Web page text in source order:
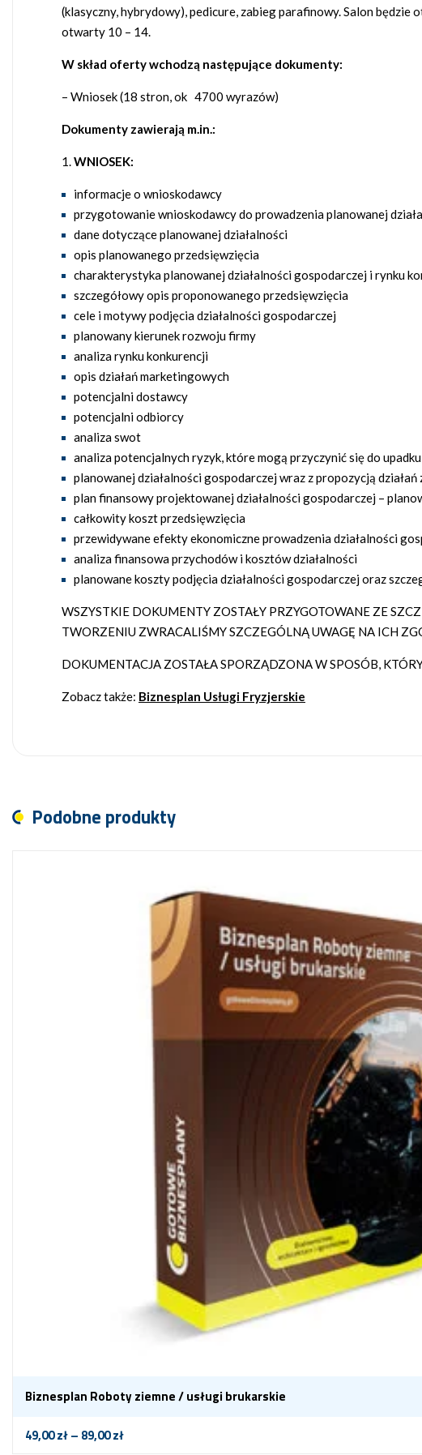
(klasyczny, hybrydowy), pedicure, zabieg parafinowy. Salon
otwarty 10 – 14.
W skład oferty wchodzą następujące dokumenty:
– Wniosek (18 stron, ok 4700 wyrazów)
Dokumenty zawierają m.in.:
WNIOSEK:
informacje o wnioskodawcy
przygotowanie wnioskodawcy do prowadzenia planowanej
dane dotyczące planowanej działalności
opis planowanego przedsięwzięcia
charakterystyka planowanej działalności gospodarczej i rynku
szczegółowy opis proponowanego przedsięwzięcia
cele i motywy podjęcia działalności gospodarczej
planowany kierunek rozwoju firmy
analiza rynku konkurencji
opis działań marketingowych
potencjalni dostawcy
potencjalni odbiorcy
analiza swot
analiza potencjalnych ryzyk, które mogą przyczynić się do upadku
planowanej działalności gospodarczej wraz z propozycją działań
plan finansowy projektowanej działalności gospodarczej –
całkowity koszt przedsięwzięcia
przewidywane efekty ekonomiczne prowadzenia działalności
analiza finansowa przychodów i kosztów działalności
planowane koszty podjęcia działalności gospodarczej oraz
WSZYSTKIE DOKUMENTY ZOSTAŁY PRZYGOTOWANE ZE
TWORZENIU ZWRACALIŚMY SZCZEGÓLNĄ UWAGĘ NA ICH
DOKUMENTACJA ZOSTAŁA SPORZĄDZONA W SPOSÓB,
Zobacz także: Biznesplan Usługi Fryzjerskie
Podobne produkty
Biznesplan Roboty ziemne / usługi brukarskie
49,00zł– 89,00zł